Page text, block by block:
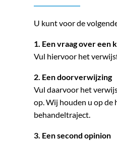
U kunt voor de
1. Een vraag over een
Vul hiervoor het
2. Een doorverwijzing
Vul daarvoor het
op. Wij houden u op
behandeltraject.
3. Een second opinion